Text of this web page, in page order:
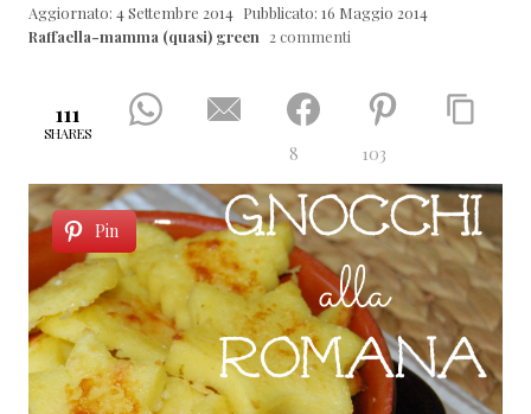
famiglie
Aggiornato: 4 Settembre 2014 Pubblicato: 16 Maggio 2014
Raffaella-mamma (quasi) green 2 commenti
111
SHARES
8 103
Pin